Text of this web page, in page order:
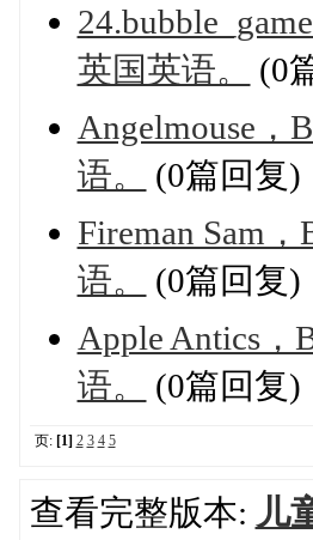
英国英语。
(0
Angelmouse，
语。
(0篇回复)
Fireman Sam
语。
(0篇回复)
Apple Antics
语。
(0篇回复)
页: [1] 2 3 4 5
查看完整版本: 儿